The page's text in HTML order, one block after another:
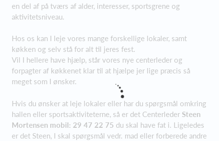
en del af på tværs af alder, interesser, sportsgrene og
aktivitetsniveau.
Hos os kan I leje vores mange forskellige lokaler, samt
køkken og selv stå for alt til jeres fest.
Vil I hellere have hjælp, står vores nye centerleder og
forpagter af køkkenet klar til at hjælpe jer lige præcis så
meget som I ønsker.
Hvis du ønsker at leje lokaler eller har du spørgsmål omkring
hallen eller sportsaktiviteterne, så er det Centerleder Steen
Mortensen mobil: 29 47 22 75 du skal have fat i. Ligeledes
er det Steen, I skal spørgsmål vedr. mad eller forberede andre